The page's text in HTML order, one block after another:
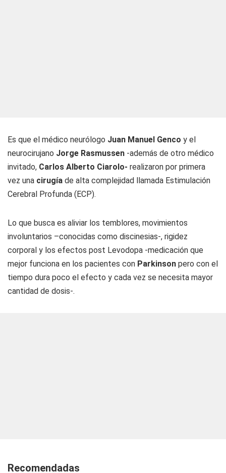
Es que el médico neurólogo Juan Manuel Genco y el
neurocirujano Jorge Rasmussen -además de otro médico
invitado, Carlos Alberto Ciarolo- realizaron por primera
vez una cirugía de alta complejidad llamada Estimulación
Cerebral Profunda (ECP).
Lo que busca es aliviar los temblores, movimientos
involuntarios –conocidas como discinesias-, rigidez
corporal y los efectos post Levodopa -medicación que
mejor funciona en los pacientes con Parkinson pero con el
tiempo dura poco el efecto y cada vez se necesita mayor
cantidad de dosis-.
Recomendadas